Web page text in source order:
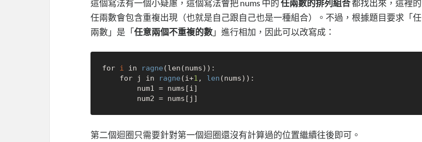
這個寫法有一個小疑慮，這個寫法會把 nums 中的任兩數的排列組合都找出來，這裡的
任兩數會包含重複出現（也就是自己跟自己也是一種組合）。不過，根據題目要求「任
兩數」是「任意兩個不重複的數 」進行相加，因此可以改寫成：
for i in ragne (len(nums)):
    for j in
ragne (i+1 , len (nums)):
第二個迴圈只需要針對第一個迴圈還沒有計算過的位置繼續往後即可。